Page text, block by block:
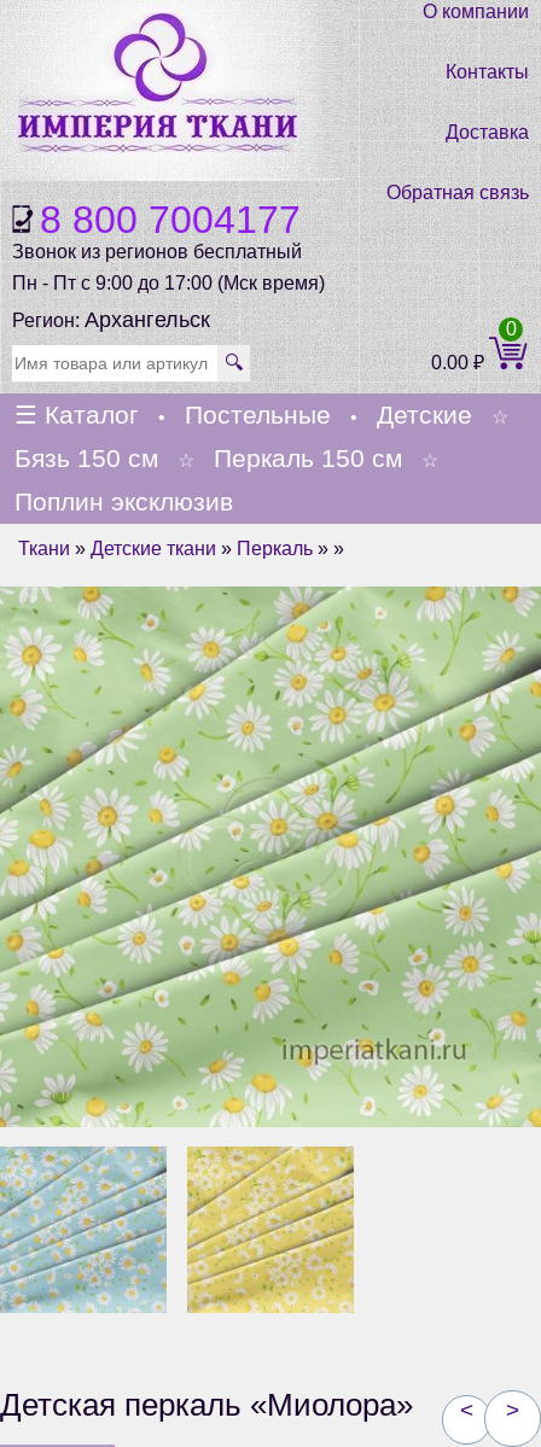
8 800 7004177
Звонок из регионов бесплатный
Пн - Пт с 9:00 до 17:00 (Мск время)
О компании
Контакты
Доставка
Обратная связь
Регион:Архангельск
🔍 0.00₽
0
☰ Каталог • Постельные • Детские ☆
Бязь 150 см ☆ Перкаль 150 см ☆
Поплин эксклюзив
Ткани » Детские ткани » Перкаль » »
< >
Детская перкаль «Миолора»